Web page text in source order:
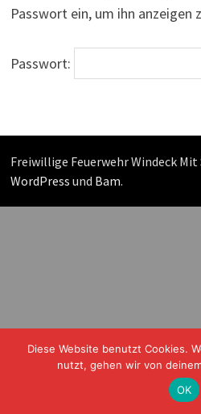
Passwort ein, um ihn anzeigen
Passwort:
Freiwillige Feuerwehr Windeck
WordPress und Bam.
Diese Website benutzt Cookies.
nutzt, gehen wir von
OK